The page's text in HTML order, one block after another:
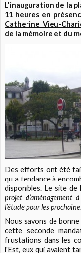
L'inauguration de la
11 heures en
Catherine Vieu-
de la mémoire et du
Des efforts ont été
qu a tendance à
disponibles. Le site
projet d’aménagement
l’étude pour les
Nous savons de
cette seconde
frustations dans les
l'Est, eux qui avaient